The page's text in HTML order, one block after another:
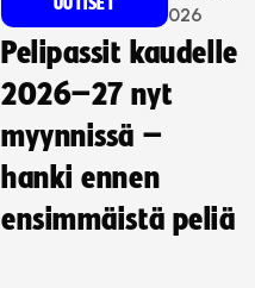
026
Pelipassit kaudelle
2026–27 nyt
myynnissä –
hanki ennen
ensimmäistä peliä